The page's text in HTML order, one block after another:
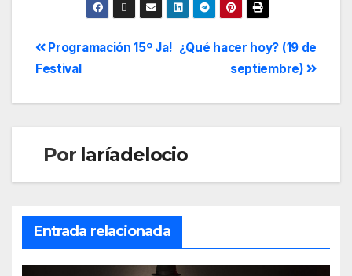
¿Qué hacer hoy? (19 de
septiembre)
Programación 15º Ja!
Festival
Por laríadelocio
Entrada relacionada